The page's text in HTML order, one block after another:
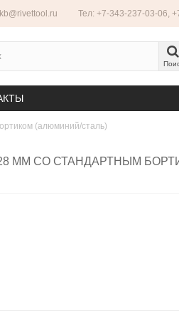
Тел: +7-343-237-03-06,
(алюминий/сталь)
ММ СО СТАНДАРТНЫМ